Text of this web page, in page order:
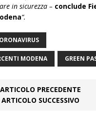
in sicurezza – conclude
“.
MODENA GREEN
ARTICOLO PRECEDENTE
ARTICOLO SUCCESSIVO